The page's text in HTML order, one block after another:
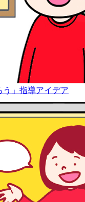
」指導アイデア